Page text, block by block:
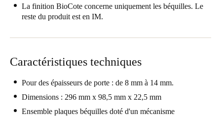
Español
Portugal
Italiano
Russia
La finition BioCote concerne uniquement les béquilles. Le
reste du produit est en IM.
Caractéristiques techniques
Pour des épaisseurs de porte : de 8 mm à 14 mm.
Dimensions : 296 mm x 98,5 mm x 22,5 mm
Ensemble plaques béquilles doté d'un mécanisme